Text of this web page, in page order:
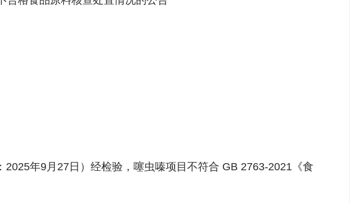
年9月27日）经检验，噻虫嗪项目不符合 GB 2763-2021《食